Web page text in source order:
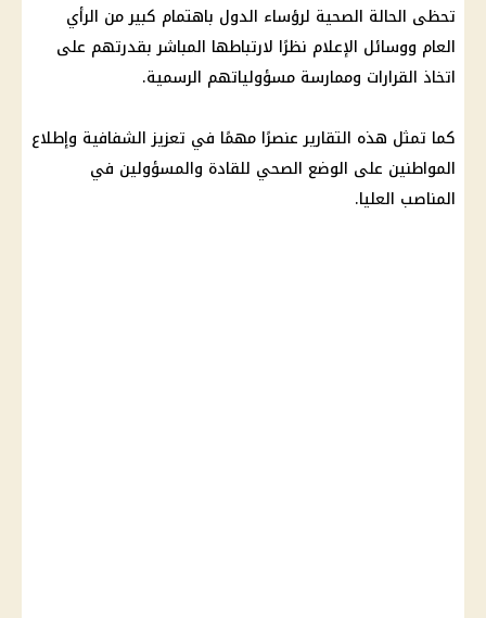
تحظى الحالة الصحية لرؤساء الدول باهتمام كبير من الرأي
العام ووسائل الإعلام نظرًا لارتباطها المباشر بقدرتهم على
اتخاذ القرارات وممارسة مسؤولياتهم الرسمية.
كما تمثل هذه التقارير عنصرًا مهمًا في تعزيز الشفافية وإطلاع
المواطنين على الوضع الصحي للقادة والمسؤولين في
المناصب العليا.